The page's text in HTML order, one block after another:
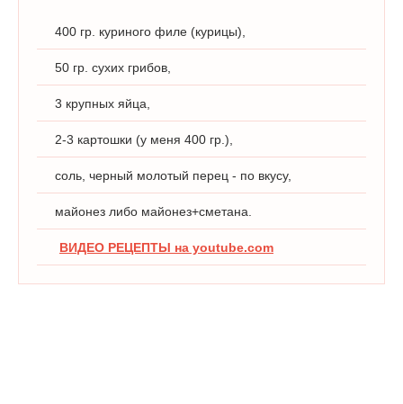
400 гр. куриного филе (курицы),
50 гр. сухих грибов,
3 крупных яйца,
2-3 картошки (у меня 400 гр.),
соль, черный молотый перец - по вкусу,
майонез либо майонез+сметана.
ВИДЕО РЕЦЕПТЫ на youtube.com